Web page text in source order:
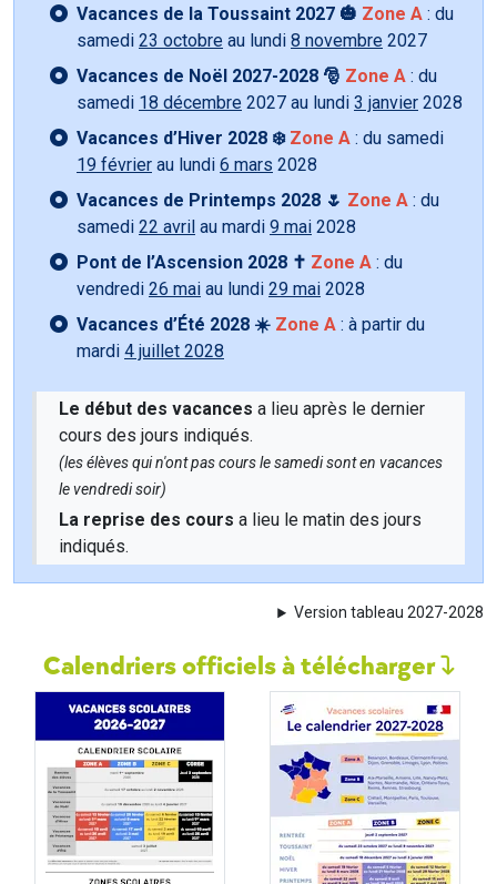
Vacances de la Toussaint 2027 🎃 Zone A : du
samedi 23 octobre au lundi 8 novembre 2027
Vacances de Noël 2027-2028 🎅 Zone A : du
samedi 18 décembre 2027 au lundi 3 janvier 2028
Vacances d’Hiver 2028 ❄️ Zone A : du samedi
19 février au lundi 6 mars 2028
Vacances de Printemps 2028 🌷 Zone A : du
samedi 22 avril au mardi 9 mai 2028
Pont de l’Ascension 2028 ✝️ Zone A : du
vendredi 26 mai au lundi 29 mai 2028
Vacances d’Été 2028 ☀️ Zone A : à partir du
mardi 4 juillet 2028
Le début des vacances a lieu après le dernier
cours des jours indiqués.
(les élèves qui n'ont pas cours le samedi sont en vacances
le vendredi soir)
La reprise des cours a lieu le matin des jours
indiqués.
Version tableau 2027-2028
Calendriers officiels à télécharger